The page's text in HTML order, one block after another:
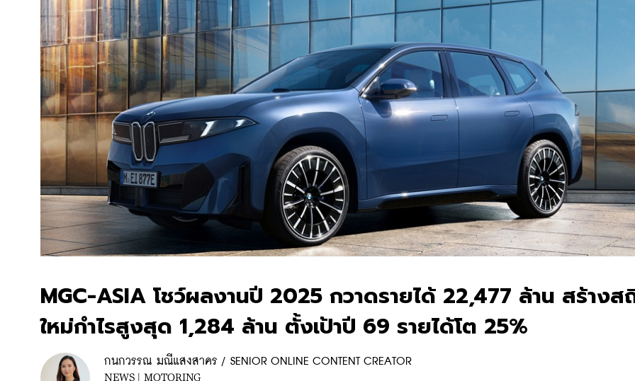
MGC-ASIA โชว์ผลงานปี 2025 กวาดรายได้ 22,477 ล้าน สร้างส
ใหม่กำไรสูงสุด 1,284 ล้าน ตั้งเป้าปี 69 รายได้โต 25%
กนกวรรณ มณีแสงสาคร / SENIOR ONLINE CONTENT CREATOR
NEWS | MOTORING